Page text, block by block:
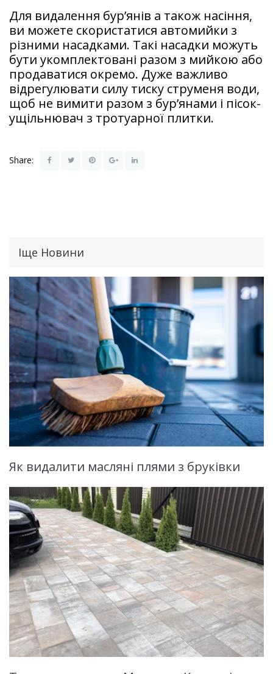
Для видалення бур’янів а також насіння,
ви можете скористатися автомийки з
різними насадками. Такі насадки можуть
бути укомплектовані разом з мийкою або
продаватися окремо. Дуже важливо
відрегулювати силу тиску струменя води,
щоб не вимити разом з бур’янами і пісок-
ущільнювач з тротуарної плитки.
Share:
Іще Новини
Як видалити масляні плями з бруківки